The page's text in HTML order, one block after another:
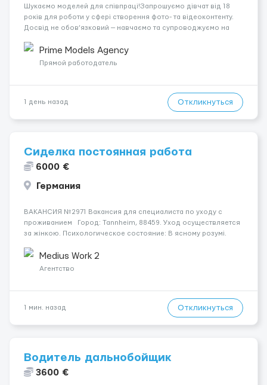
Шукаємо моделей для співпраці!Запрошуємо дівчат від 18
років для роботи у сфері створення фото- та відеоконтенту.
Досвід не обов’язковий — навчаємо та супроводжуємо на
конфіденційність і професійну підтримку. Працюємо офіційно,
поважаємо особ...
Prime Models Agency
Прямой работодатель
1 день назад Откликнуться
Сиделка постоянная работа
6000 €
Германия
ВАКАНСИЯ №2971 Вакансия для специалиста по уходу с
проживанием Город: Tannheim, 88459. Уход осуществляется
за жінкою. Психологическое состояние: В ясному розумі.
залежний від допомоги при переміщенні). Ночью пациент:
Прок...
Medius Work 2
Агентство
1 мин. назад Откликнуться
Водитель дальнобойщик
3600 €